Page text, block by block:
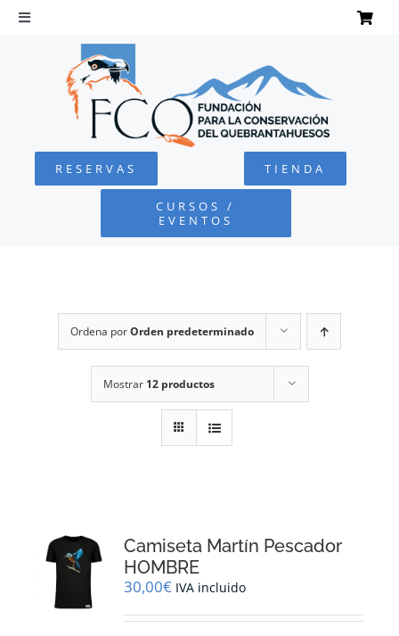
Saltar
Toggle
Navigation
QUEBRANTAHUESOS
FUNDACIÓN
CONTACTO
CARRITO
RESERVAS TIENDA
CURSOS /
EVENTOS
Ordena porOrden predeterminado
Mostrar 12 productos
Camiseta Martín Pescador
HOMBRE
30,00€ IVA incluido